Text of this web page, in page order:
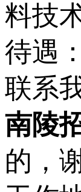
料技
待遇
联系
南陵
的，